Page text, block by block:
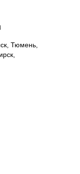
Тюмень,